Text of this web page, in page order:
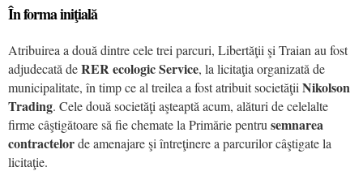
În forma iniţială
Atribuirea a două dintre cele trei parcuri, Libertăţii şi Traian au fost
adjudecată deRER ecologic Service, la licitaţia organizată de
municipalitate, în timp ce al treilea a fost atribuit societăţii Nikolson
Trading. Cele două societăţi aşteaptă acum, alături de celelalte
firme câştigătoare să fie chemate la Primărie pentru semnarea
contractelorde amenajare şi întreţinere a parcurilor câştigate la
licitaţie.